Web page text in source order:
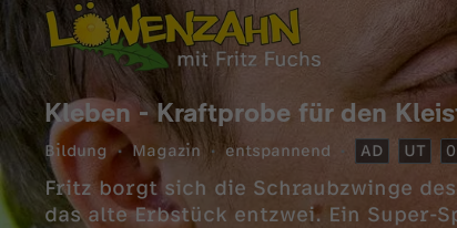
Kleben - Kraftprobe für den
Bildung Magazin entspannend AD UT 0
Fritz borgt sich die Schraubzwinge
das alte Erbstück entzwei. Ein Super-